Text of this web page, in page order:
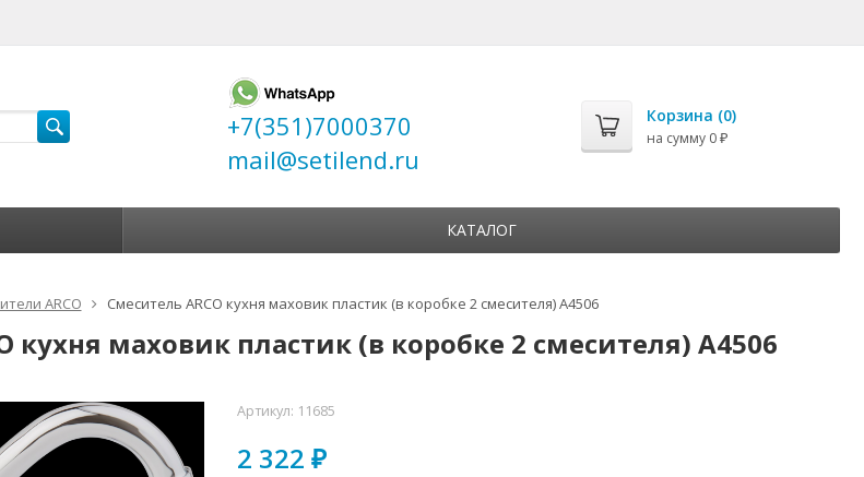
+7(351)7000370
mail@setilend.ru
Корзина (0)
на сумму 0 ₽
КАТАЛОГ
ARCO Смеситель ARCO кухня маховик пластик (в коробке 2 смесителя) А4506
кухня маховик пластик (в коробке 2 смесителя) А4506
Артикул: 11685
2 322₽